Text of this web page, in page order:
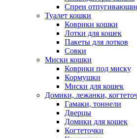
Спреи
Туалет кошки
Коврики кошки
Лотки для кошек
Пакеты для лотков
Совки
Миски кошки
Коврики под миску
Кормушки
Миски для кошек
Домики, лежанки,
Гамаки, тоннели
Дверцы
Домики для кошек
Когтеточки